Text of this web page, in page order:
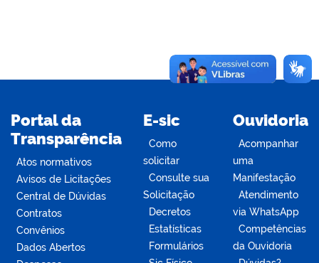
Portal da
Transparência
Atos normativos
Avisos de Licitações
Central de Dúvidas
Contratos
Convênios
Dados Abertos
E-sic
Como
solicitar
Consulte sua
Solicitação
Decretos
Estatísticas
Formulários
Ouvidoria
Acompanhar
uma
Manifestação
Atendimento
via WhatsApp
Competências
da Ouvidoria